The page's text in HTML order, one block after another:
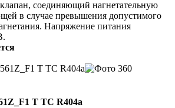
соединяющий нагнетательную
в случае превышения допустимого
Напряжение питания
T TC R404a